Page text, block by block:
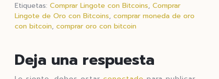
Etiquetas: Comprar Lingote con Bitcoins, Comprar
Lingote de Oro con Bitcoins, comprar moneda de oro
con bitcoin, comprar oro con bitcoin
Deja una respuesta